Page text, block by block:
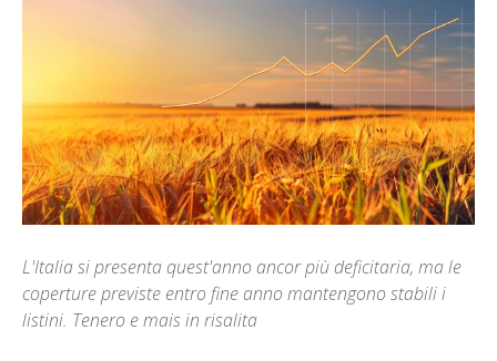
L'Italia si presenta quest'anno ancor più deficitaria, ma le
coperture previste entro fine anno mantengono stabili i
listini. Tenero e mais in risalita